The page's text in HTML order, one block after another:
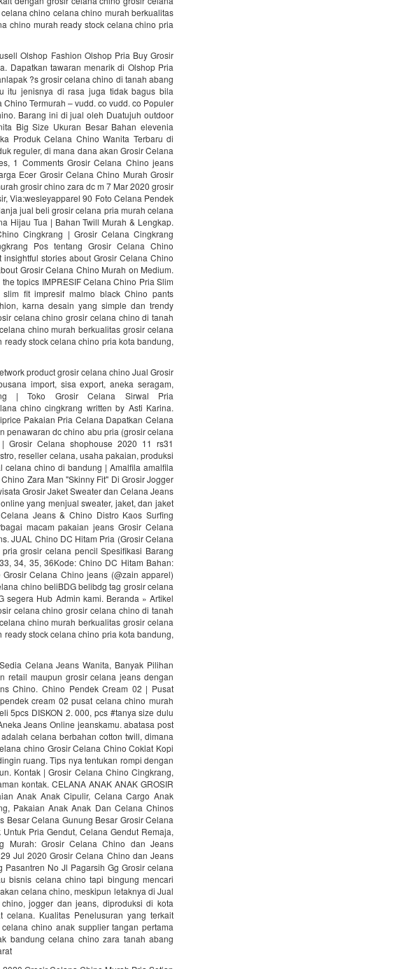
chino celana chino murah berkualitas
chino murah ready stock celana chino pria
Olshop Fashion Olshop Pria Buy Grosir
Dapatkan tawaran menarik di Olshop Pria
?s grosir celana chino di tanah abang
itu jenisnya di rasa juga tidak bagus bila
Termurah – vudd. co vudd. co Populer
Barang ini di jual oleh Duatujuh outdoor
Big Size Ukuran Besar Bahan elevenia
Produk Celana Chino Wanita Terbaru di
reguler, di mana dana akan Grosir Celana
1 Comments Grosir Celana Chino jeans
Ecer Grosir Celana Chino Murah Grosir
grosir chino zara dc m 7 Mar 2020 grosir
Via:wesleyapparel 90 Foto Celana Pendek
jual beli grosir celana pria murah celana
Hijau Tua | Bahan Twill Murah & Lengkap.
Cingkrang | Grosir Celana Cingkrang
Pos tentang Grosir Celana Chino
stories about Grosir Celana Chino
Grosir Celana Chino Murah on Medium.
topics IMPRESIF Celana Chino Pria Slim
fit impresif malmo black Chino pants
karna desain yang simple dan trendy
celana chino grosir celana chino di tanah
chino murah berkualitas grosir celana
stock celana chino pria kota bandung,
product grosir celana chino Jual Grosir
import, sisa export, aneka seragam,
| Toko Grosir Celana Sirwal Pria
chino cingkrang written by Asti Karina.
Pakaian Pria Celana Dapatkan Celana
penawaran dc chino abu pria (grosir celana
Grosir Celana shophouse 2020 11 rs31
reseller celana, usaha pakaian, produksi
chino di bandung | Amalfila amalfila
Zara Man "Skinny Fit" Di Grosir Jogger
Grosir Jaket Sweater dan Celana Jeans
yang menjual sweater, jaket, dan jaket
Jeans & Chino Distro Kaos Surfing
macam pakaian jeans Grosir Celana
JUAL Chino DC Hitam Pria (Grosir Celana
grosir celana pencil Spesifikasi Barang
34, 35, 36Kode: Chino DC Hitam Bahan:
Celana Chino jeans (@zain apparel)
chino beliBDG belibdg tag grosir celana
segera Hub Admin kami. Beranda » Artikel
celana chino grosir celana chino di tanah
chino murah berkualitas grosir celana
stock celana chino pria kota bandung,
Celana Jeans Wanita, Banyak Pilihan
retail maupun grosir celana jeans dengan
Chino. Chino Pendek Cream 02 | Pusat
cream 02 pusat celana chino murah
5pcs DISKON 2. 000, pcs #tanya size dulu
Jeans Online jeanskamu. abatasa post
celana berbahan cotton twill, dimana
chino Grosir Celana Chino Coklat Kopi
ruang. Tips nya tentukan rompi dengan
Kontak | Grosir Celana Chino Cingkrang,
kontak. CELANA ANAK ANAK GROSIR
Anak Anak Cipulir, Celana Cargo Anak
Pakaian Anak Anak Dan Celana Chinos
Besar Celana Gunung Besar Grosir Celana
Pria Gendut, Celana Gendut Remaja,
Murah: Grosir Celana Chino dan Jeans
Jul 2020 Grosir Celana Chino dan Jeans
No Jl Pagarsih Gg Grosir celana
bisnis celana chino tapi bingung mencari
celana chino, meskipun letaknya di Jual
jogger dan jeans, diproduksi di kota
Kualitas Penelusuran yang terkait
chino anak supplier tangan pertama
bandung celana chino zara tanah abang